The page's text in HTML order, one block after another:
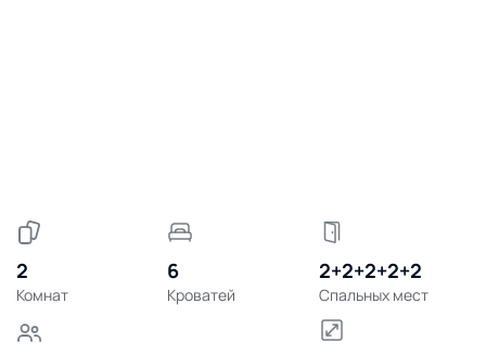
2
Комнат
6
Кроватей
2+2+2+2+2
Спальных мест